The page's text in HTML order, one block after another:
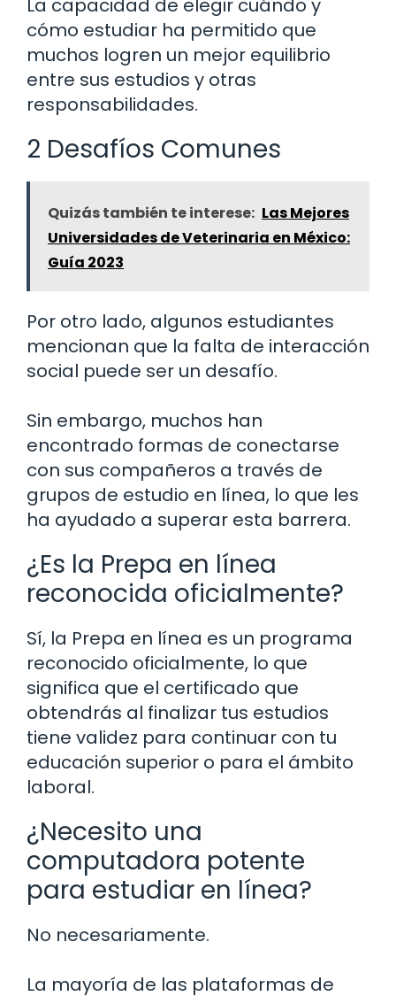
La capacidad de elegir cuándo y
cómo estudiar ha permitido que
muchos logren un mejor equilibrio
entre sus estudios y otras
responsabilidades.
2 Desafíos Comunes
Quizás también te interese: Las Mejores
Universidades de Veterinaria en México:
Guía 2023
Por otro lado, algunos estudiantes
mencionan que la falta de interacción
social puede ser un desafío.
Sin embargo, muchos han
encontrado formas de conectarse
con sus compañeros a través de
grupos de estudio en línea, lo que les
ha ayudado a superar esta barrera.
¿Es la Prepa en línea
reconocida oficialmente?
Sí, la Prepa en línea es un programa
reconocido oficialmente, lo que
significa que el certificado que
obtendrás al finalizar tus estudios
tiene validez para continuar con tu
educación superior o para el ámbito
laboral.
¿Necesito una
computadora potente
para estudiar en línea?
No necesariamente.
La mayoría de las plataformas de